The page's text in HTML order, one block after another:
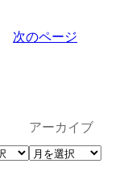
次のページ
アーカイブ